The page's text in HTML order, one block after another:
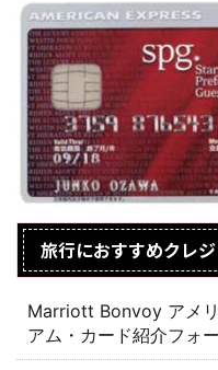
旅行におすすめクレ
Marriott Bonvoy アメ
アム・カード紹介フォ